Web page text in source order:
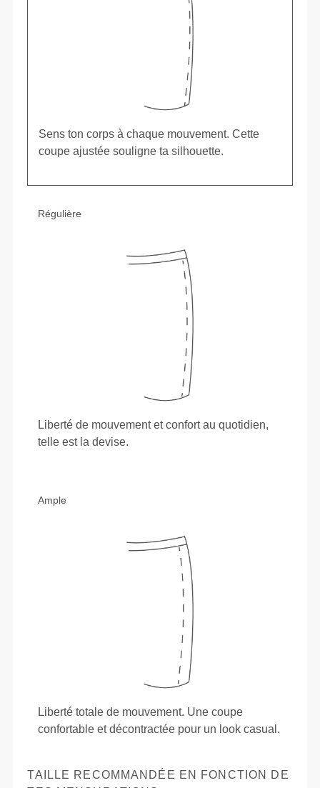
Sens ton corps à chaque mouvement. Cette
coupe ajustée souligne ta silhouette.
Régulière
Liberté de mouvement et confort au quotidien,
telle est la devise.
Ample
Liberté totale de mouvement. Une coupe
confortable et décontractée pour un look casual.
TAILLE RECOMMANDÉE EN FONCTION DE